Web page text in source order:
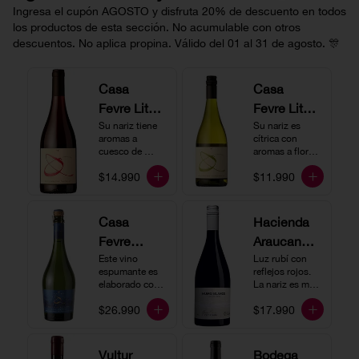
Ingresa el cupón AGOSTO y disfruta 20% de descuento en todos
los productos de esta sección. No acumulable con otros
descuentos. No aplica propina. Válido del 01 al 31 de agosto. 🎊
Casa
Fevre Little
Quino
Pinot Noir
Su nariz tiene
aromas a
cuesco de
frambuesa. En
boca tiene una
es un vino muy
vertical. Ideal
para beberlo
más frío como
acompañado de
$14.990
Casa
Fevre Little
Quino
Sauvignon
Su nariz es
cítrica con
aromas a flores
blancas y lima.
En boca tiene
vertical y de
persistencia
media. Ideal
para acompañar
con ostras.
$11.990
Casa
Fevre
Quino
Espumant
Este vino
espumante es
elaborado con
tradicional y se
produce a partir
Chardonnay y
$26.990
Hacienda
Araucano-
Lurton
Humo
Gran
Luz rubí con
reflejos rojos.
La nariz es muy
expresiva con
notas de fresa y
rico y redondo
$17.990
Vultur
Bodega